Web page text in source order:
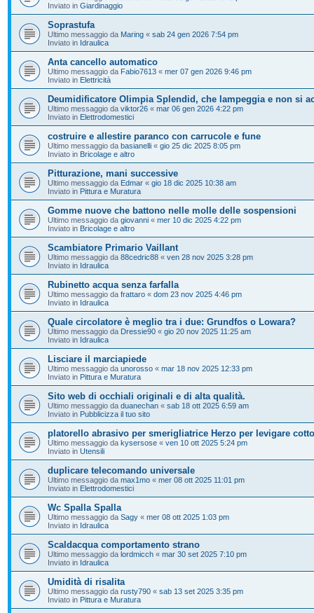
Inviato in Giardinaggio
Soprastufa
Ultimo messaggio da Maring « sab 24 gen 2026 7:54 pm
Inviato in Idraulica
Anta cancello automatico
Ultimo messaggio da Fabio7613 « mer 07 gen 2026 9:46 pm
Inviato in Elettricità
Deumidificatore Olimpia Splendid, che lampeggia e non si
Ultimo messaggio da viktor26 « mar 06 gen 2026 4:22 pm
Inviato in Elettrodomestici
costruire e allestire paranco con carrucole e fune
Ultimo messaggio da basianelli « gio 25 dic 2025 8:05 pm
Inviato in Bricolage e altro
Pitturazione, mani successive
Ultimo messaggio da Edmar « gio 18 dic 2025 10:38 am
Inviato in Pittura e Muratura
Gomme nuove che battono nelle molle delle sospensioni
Ultimo messaggio da giovanni « mer 10 dic 2025 4:22 pm
Inviato in Bricolage e altro
Scambiatore Primario Vaillant
Ultimo messaggio da 88cedric88 « ven 28 nov 2025 3:28 pm
Inviato in Idraulica
Rubinetto acqua senza farfalla
Ultimo messaggio da frattaro « dom 23 nov 2025 4:46 pm
Inviato in Idraulica
Quale circolatore è meglio tra i due: Grundfos o Lowara?
Ultimo messaggio da Dressie90 « gio 20 nov 2025 11:25 am
Inviato in Idraulica
Lisciare il marciapiede
Ultimo messaggio da unorosso « mar 18 nov 2025 12:33 pm
Inviato in Pittura e Muratura
Sito web di occhiali originali e di alta qualità.
Ultimo messaggio da duanechan « sab 18 ott 2025 6:59 am
Inviato in Pubblicizza il tuo sito
platorello abrasivo per smerigliatrice Herzo per levigare cotto
Ultimo messaggio da kysersose « ven 10 ott 2025 5:24 pm
Inviato in Utensili
duplicare telecomando universale
Ultimo messaggio da max1mo « mer 08 ott 2025 11:01 pm
Inviato in Elettrodomestici
Wc Spalla Spalla
Ultimo messaggio da Sagy « mer 08 ott 2025 1:03 pm
Inviato in Idraulica
Scaldacqua comportamento strano
Ultimo messaggio da lordmicch « mar 30 set 2025 7:10 pm
Inviato in Idraulica
Umidità di risalita
Ultimo messaggio da rusty790 « sab 13 set 2025 3:35 pm
Inviato in Pittura e Muratura